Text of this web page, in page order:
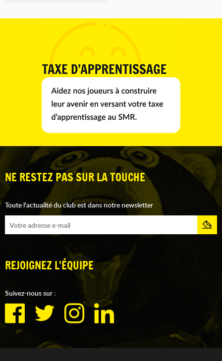
NE RESTEZ PAS SUR LA TOUCHE
Toute l'actualité du club est dans notre newsletter
REJOIGNEZ L'ÉQUIPE
Suivez-nous sur :